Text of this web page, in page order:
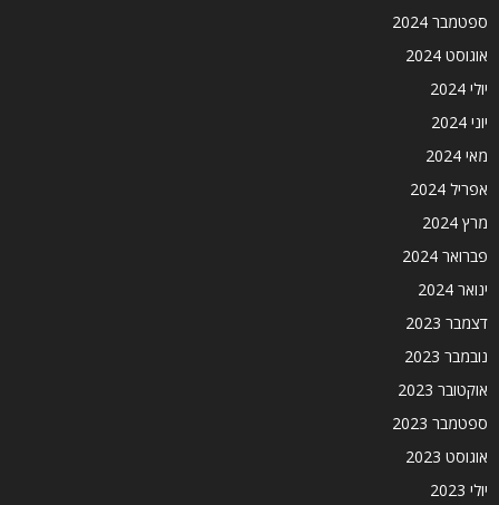
ספטמבר 2024
אוגוסט 2024
יולי 2024
יוני 2024
מאי 2024
אפריל 2024
מרץ 2024
פברואר 2024
ינואר 2024
דצמבר 2023
נובמבר 2023
אוקטובר 2023
ספטמבר 2023
אוגוסט 2023
יולי 2023